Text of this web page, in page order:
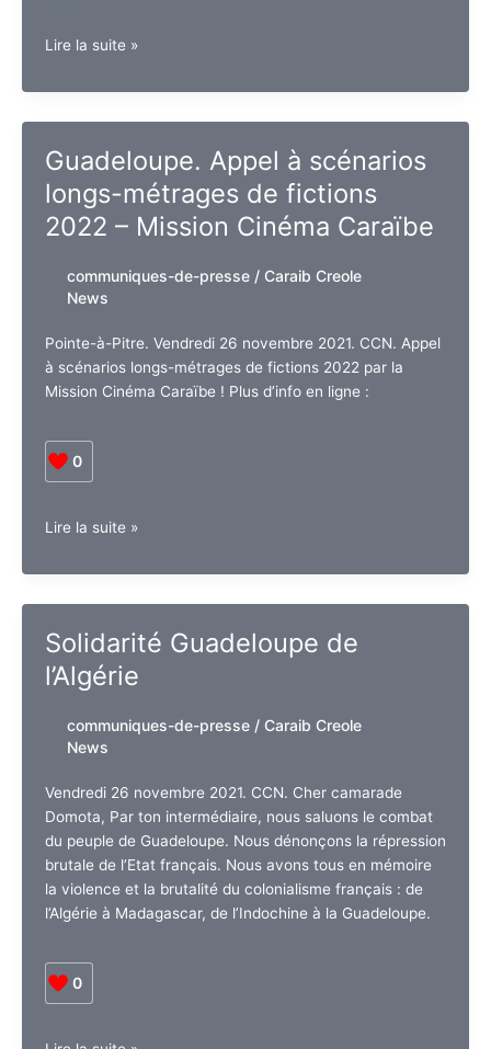
Guadeloupe.
urbaines
la
nuit
du
25
novembre
Lire la suite »
Guadeloupe. Appel à scénarios
longs-métrages de fictions
2022 – Mission Cinéma Caraïbe
communiques-de-presse/ Caraib Creole
News
Pointe-à-Pitre. Vendredi 26 novembre 2021. CCN. Appel
à scénarios longs-métrages de fictions 2022 par la
Mission Cinéma Caraïbe ! Plus d’info en ligne :
0
Guadeloupe.
à
métrages
de
fictions
2022
Cinéma
Caraïbe
Lire la suite »
Solidarité Guadeloupe de
l’Algérie
communiques-de-presse/ Caraib Creole
News
Vendredi 26 novembre 2021. CCN. Cher camarade
Domota, Par ton intermédiaire, nous saluons le combat
du peuple de Guadeloupe. Nous dénonçons la répression
brutale de l’Etat français. Nous avons tous en mémoire
la violence et la brutalité du colonialisme français : de
l’Algérie à Madagascar, de l’Indochine à la Guadeloupe.
0